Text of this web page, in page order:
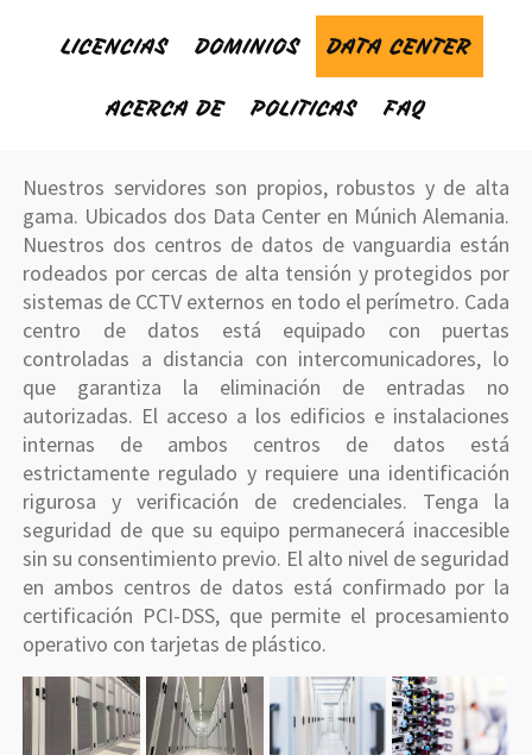
LICENCIAS DOMINIOS DATA CENTER
ACERCA DE POLITICAS FAQ
Nuestros servidores son propios, robustos y de alta
gama. Ubicados dos Data Center en Múnich Alemania.
Nuestros dos centros de datos de vanguardia están
rodeados por cercas de alta tensión y protegidos por
sistemas de CCTV externos en todo el perímetro. Cada
centro de datos está equipado con puertas
controladas a distancia con intercomunicadores, lo
que garantiza la eliminación de entradas no
autorizadas. El acceso a los edificios e instalaciones
internas de ambos centros de datos está
estrictamente regulado y requiere una identificación
rigurosa y verificación de credenciales. Tenga la
seguridad de que su equipo permanecerá inaccesible
sin su consentimiento previo. El alto nivel de seguridad
en ambos centros de datos está confirmado por la
certificación PCI-DSS, que permite el procesamiento
operativo con tarjetas de plástico.